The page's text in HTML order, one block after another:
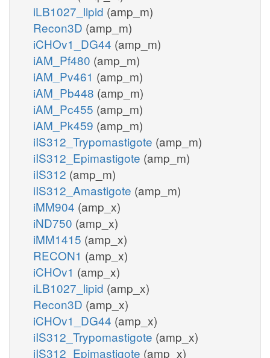
iLB1027_lipid (amp_m)
Recon3D (amp_m)
iCHOv1_DG44 (amp_m)
iAM_Pf480 (amp_m)
iAM_Pv461 (amp_m)
iAM_Pb448 (amp_m)
iAM_Pc455 (amp_m)
iAM_Pk459 (amp_m)
iIS312_Trypomastigote (amp_m)
iIS312_Epimastigote (amp_m)
iIS312 (amp_m)
iIS312_Amastigote (amp_m)
iMM904 (amp_x)
iND750 (amp_x)
iMM1415 (amp_x)
RECON1 (amp_x)
iCHOv1 (amp_x)
iLB1027_lipid (amp_x)
Recon3D (amp_x)
iCHOv1_DG44 (amp_x)
iIS312_Trypomastigote (amp_x)
iIS312_Epimastigote (amp_x)